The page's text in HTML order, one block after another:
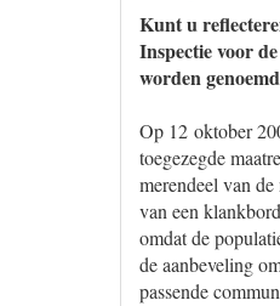
Kunt u
Inspectie voor
worden
Op 12 oktober
toegezegde
merendeel van
van een
omdat de
de aanbeveling
passende